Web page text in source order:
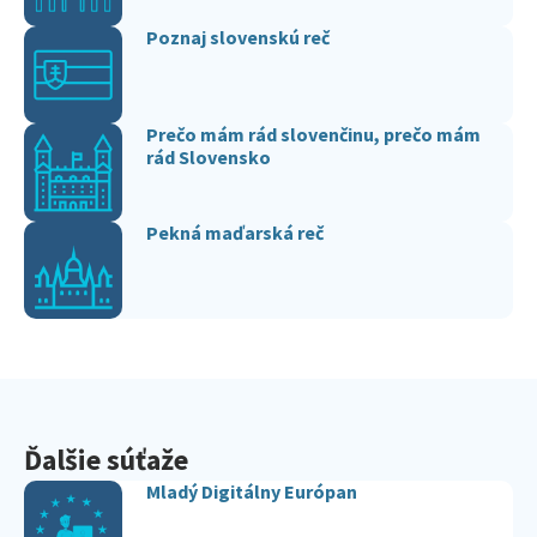
Poznaj slovenskú reč
Prečo mám rád slovenčinu, prečo mám
rád Slovensko
Pekná maďarská reč
Ďalšie súťaže
Mladý Digitálny Európan